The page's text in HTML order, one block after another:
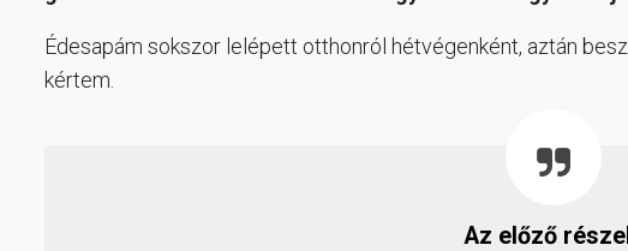
Édesapám sokszor lelépett otthonról hétvégenként, aztán
kértem.
Az előző